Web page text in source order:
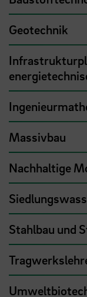
Geotechnik
Massivbau
Nachhaltige
Stahlbau und